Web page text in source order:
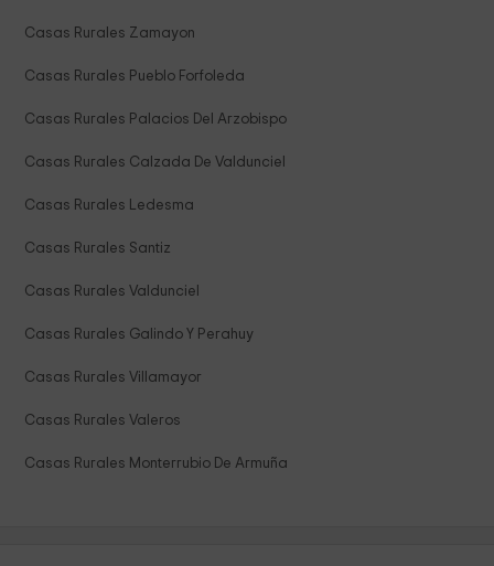
Casas Rurales Zamayon
Casas Rurales Pueblo Forfoleda
Casas Rurales Palacios Del Arzobispo
Casas Rurales Calzada De Valdunciel
Casas Rurales Ledesma
Casas Rurales Santiz
Casas Rurales Valdunciel
Casas Rurales Galindo Y Perahuy
Casas Rurales Villamayor
Casas Rurales Valeros
Casas Rurales Monterrubio De Armuña